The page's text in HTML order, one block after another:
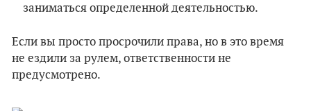
заниматься определенной деятельностью.
Если вы просто просрочили права, но в это время
не ездили за рулем, ответственности не
предусмотрено.